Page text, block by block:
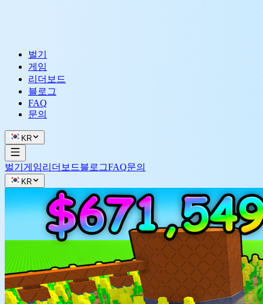
벌기
게임
리더보드
블로그
FAQ
문의
KR
벌기 게임리더보드블로그FAQ문의
KR